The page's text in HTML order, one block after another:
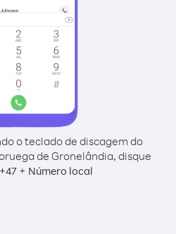
o teclado de discagem do
de Gronelândia, disque
+47+ Número local